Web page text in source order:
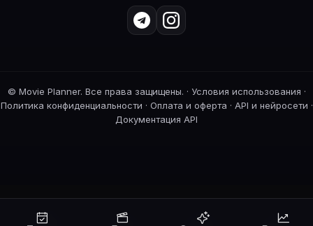
© Movie Planner. Все права защищены. · Условия использования ·
Политика конфиденциальности · Оплата и оферта · API и нейросети ·
Документация API